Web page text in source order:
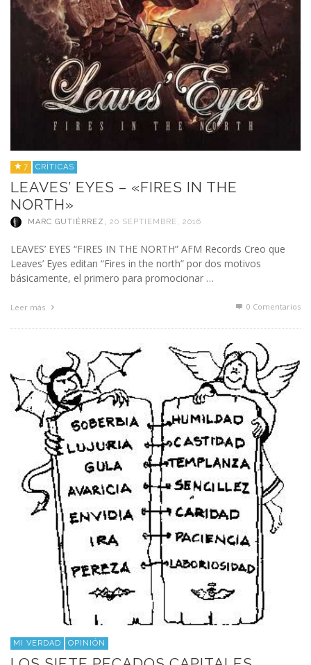
7 CRÍTICAS
LEAVES’ EYES – «FIRES IN THE
NORTH»
MARC GUTIÉRREZ , 20 SEPTIEMBRE, 2016
LEAVES’ EYES “FIRES IN THE NORTH” AFM Records Creo que
Leaves’ Eyes editan “Fires in the north” por dos motivos
básicamente, el primero para promocionar …
Leer más 0 Comentarios
MI VERDAD OPINIÓN